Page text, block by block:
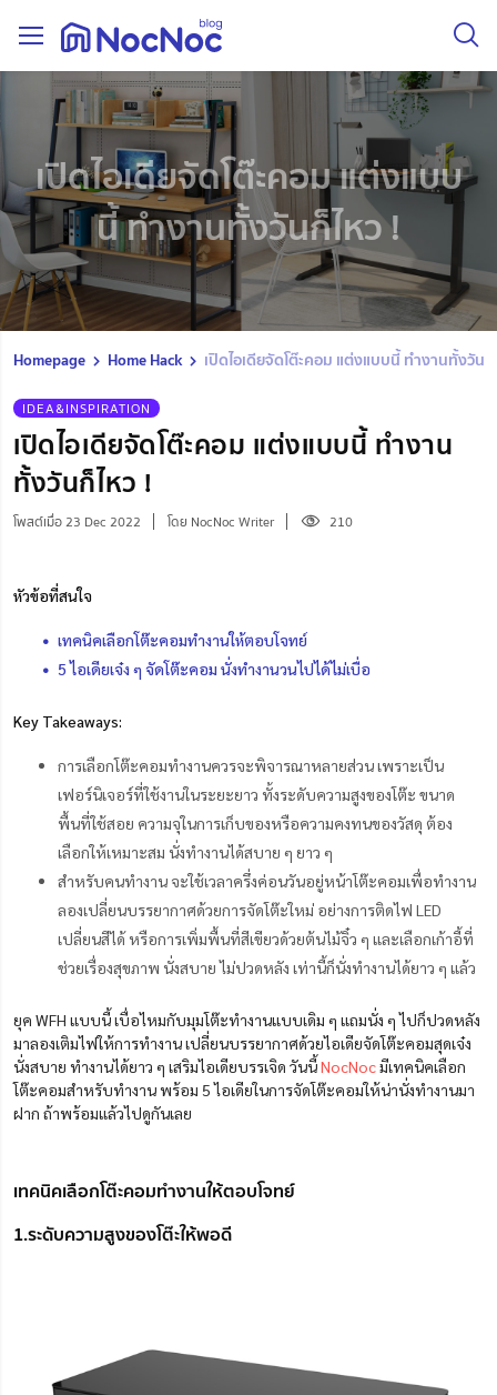
เปิดไอเดียจัดโต๊ะคอม แต่งแบบ
นี้ ทำงานทั้งวันก็ไหว !
Homepage Home Hack เปิดไอเดียจัดโต๊ะคอม แต่งแบบนี้ ทำงานทั้งวันก็
IDEA&INSPIRATION
เปิดไอเดียจัดโต๊ะคอม แต่งแบบนี้ ทำงาน
ทั้งวันก็ไหว !
โพสต์เมื่อ 23 Dec 2022 โดย NocNoc Writer 210
หัวข้อที่สนใจ
เทคนิคเลือกโต๊ะคอมทำงานให้ตอบโจทย์
5 ไอเดียเจ๋ง ๆ จัดโต๊ะคอม นั่งทำงานวนไปได้ไม่เบื่อ
Key Takeaways:
การเลือกโต๊ะคอมทำงานควรจะพิจารณาหลายส่วน เพราะเป็น
เฟอร์นิเจอร์ที่ใช้งานในระยะยาว ทั้งระดับความสูงของโต๊ะ ขนาด
พื้นที่ใช้สอย ความจุในการเก็บของหรือความคงทนของวัสดุ ต้อง
เลือกให้เหมาะสม นั่งทำงานได้สบาย ๆ ยาว ๆ
สำหรับคนทำงาน จะใช้เวลาครึ่งค่อนวันอยู่หน้าโต๊ะคอมเพื่อทำงาน
ลองเปลี่ยนบรรยากาศด้วยการจัดโต๊ะใหม่ อย่างการติดไฟ LED
เปลี่ยนสีได้ หรือการเพิ่มพื้นที่สีเขียวด้วยต้นไม้จิ๋ว ๆ และเลือกเก้าอี้ที่
ช่วยเรื่องสุขภาพ นั่งสบาย ไม่ปวดหลัง เท่านี้ก็นั่งทำงานได้ยาว ๆ แล้ว
ยุค WFH แบบนี้ เบื่อไหมกับมุมโต๊ะทำงานแบบเดิม ๆ แถมนั่ง ๆ ไปก็ปวดหลัง
มาลองเติมไฟให้การทำงาน เปลี่ยนบรรยากาศด้วยไอเดียจัดโต๊ะคอมสุดเจ๋ง
นั่งสบาย ทำงานได้ยาว ๆ เสริมไอเดียบรรเจิด วันนี้NocNocมีเทคนิคเลือก
โต๊ะคอมสำหรับทำงาน พร้อม 5 ไอเดียในการจัดโต๊ะคอมให้น่านั่งทำงานมา
ฝาก ถ้าพร้อมแล้วไปดูกันเลย
เทคนิคเลือกโต๊ะคอมทำงานให้ตอบโจทย์
1.ระดับความสูงของโต๊ะให้พอดี